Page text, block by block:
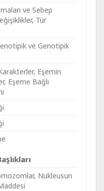
ve Sebep
Tür
ve Genotipik
Eşemin
Eşeme Bağlı
Nukleusun